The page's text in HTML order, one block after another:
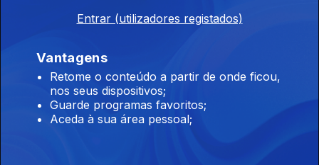
29 set. 2018
Entrar (utilizadores registados)
Vantagens
Retome o conteúdo a partir de onde ficou,
nos seus dispositivos;
Guarde programas favoritos;
Aceda à sua área pessoal;